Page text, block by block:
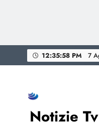
to
12:35:59 PM 7
Notizie Tv